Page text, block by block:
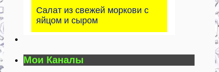
Салат из свежей моркови с
яйцом и сыром
Мои Каналы